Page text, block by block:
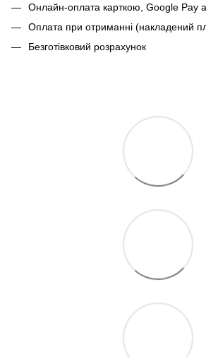
Онлайн-оплата карткою, Google Pay
Оплата при отриманні (накладений
Безготівковий розрахунок